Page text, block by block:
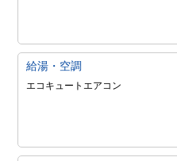
給湯・空調
エコキュートエアコン